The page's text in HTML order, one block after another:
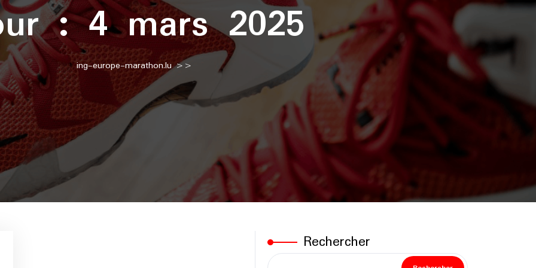
:4 mars 2025
ing-europe-marathon.lu>>
Rechercher